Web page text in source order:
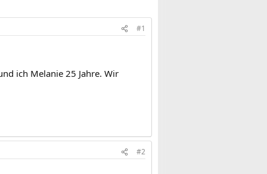
#1
ich Melanie 25 Jahre. Wir
#2